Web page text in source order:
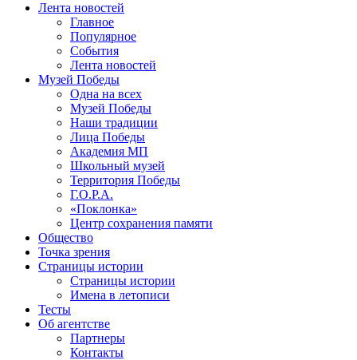
Лента новостей
Главное
Популярное
События
Лента новостей
Музей Победы
Одна на всех
Музей Победы
Наши традиции
Лица Победы
Академия МП
Школьный музей
Территория Победы
Г.О.Р.А.
«Поклонка»
Центр сохранения памяти
Общество
Точка зрения
Страницы истории
Страницы истории
Имена в летописи
Тесты
Об агентстве
Партнеры
Контакты